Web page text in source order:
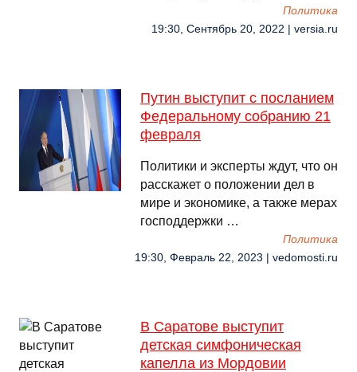
Политика
19:30, Сентябрь 20, 2022 | versia.ru
Путин выступит с посланием
Федеральному собранию 21
февраля
Политики и эксперты ждут, что он
расскажет о положении дел в
мире и экономике, а также мерах
господдержки …
Политика
19:30, Февраль 22, 2023 | vedomosti.ru
В Саратове выступит
детская симфоническая
капелла из Мордовии